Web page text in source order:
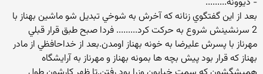
بعد از اين گفتگوي زنانه كه آخرش به شوخي تبديل شو ماشين بهناز با
2 سرنشينش شروع به حركت كرد......... فردا صبح طبق قرار قبلي
مهرناز با پسرش عليرضا به خونه بهناز اومدن.بعد از خداحافظي از مادر
بهناز كه قرار بود پيش بچه ها بمونه بهناز و مهرناز به آرايشگاه